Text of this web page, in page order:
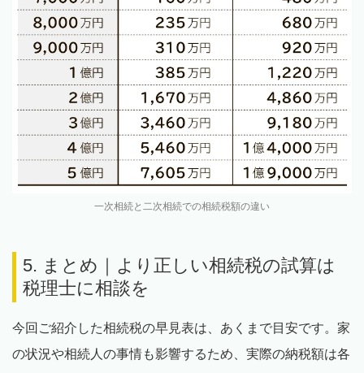
一次相続と二次相続での相続税額の違い
5. まとめ｜より正しい相続税の試算は
税理士に相談を
今回ご紹介した相続税の早見表は、あくまで目安です。家
の状況や相続人の事情も影響するため、実際の納税額は各